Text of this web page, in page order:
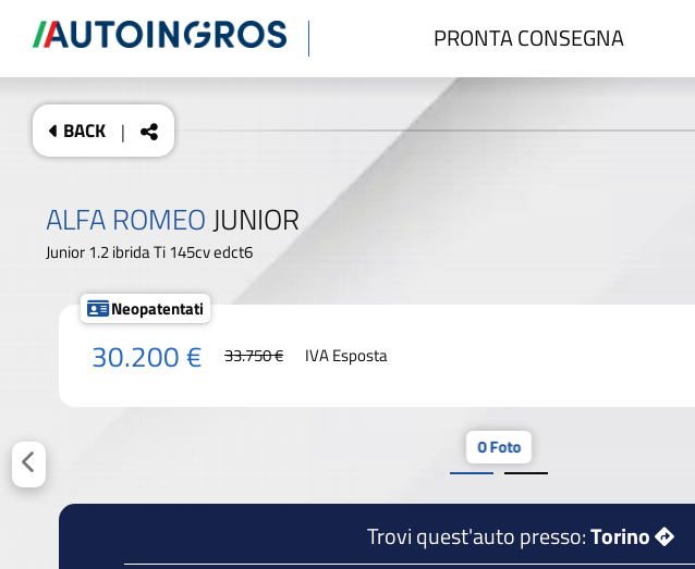
PRONTA CONSEGNA
BACK |
ALFA ROMEOJUNIOR
Junior 1.2 ibrida Ti 145cv edct6
Neopatentati
30.200 € 33.750 € IVA Esposta
0 Foto
Trovi quest'auto presso:Torino